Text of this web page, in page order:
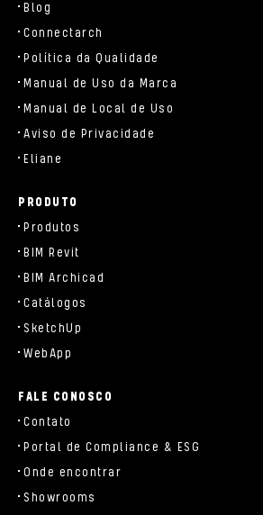
Blog
Connectarch
Política da Qualidade
Manual de Uso da Marca
Manual de Local de Uso
Aviso de Privacidade
Eliane
PRODUTO
Produtos
BIM Revit
BIM Archicad
Catálogos
SketchUp
WebApp
FALE CONOSCO
Contato
Portal de Compliance & ESG
Onde encontrar
Showrooms